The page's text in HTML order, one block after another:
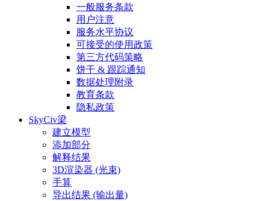
一般服务条款
用户注意
服务水平协议
可接受的使用政策
第三方代码策略
饼干 & 跟踪通知
数据处理附录
教育条款
隐私政策
SkyCiv梁
建立模型
添加部分
解释结果
3D渲染器 (光束)
手算
导出结果 (输出量)